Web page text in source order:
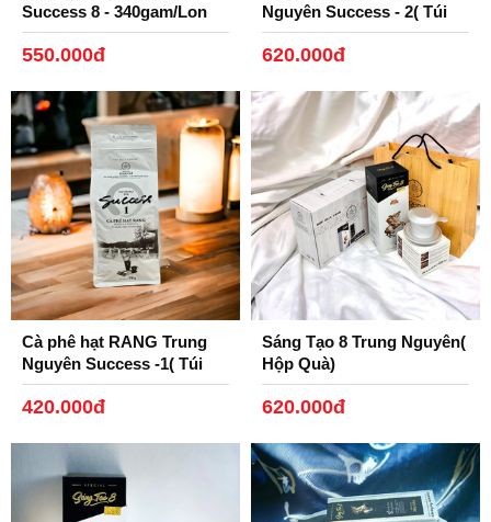
Success 8 - 340gam/Lon
550.000đ
Nguyên Success - 2( Túi
1kg)
620.000đ
Cà phê hạt RANG Trung
Nguyên Success -1( Túi
1kg)
420.000đ
Sáng Tạo 8 Trung Nguyên(
Hộp Quà)
620.000đ